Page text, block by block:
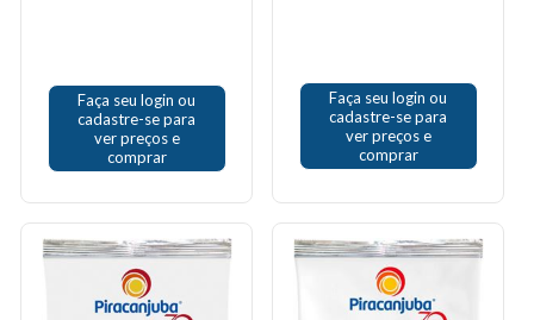
Faça seu login ou
cadastre-se para
ver preços e
comprar
Faça seu login ou
cadastre-se para
ver preços e
comprar